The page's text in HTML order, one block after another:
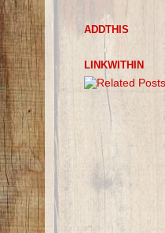
ADDTHIS
LINKWITHIN